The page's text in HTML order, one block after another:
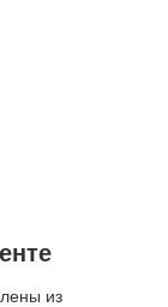
из